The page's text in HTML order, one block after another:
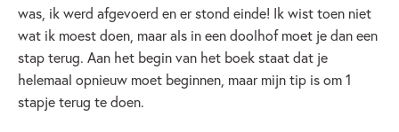
was, ik werd afgevoerd en er stond einde! Ik wist toen niet
wat ik moest doen, maar als in een doolhof moet je dan een
stap terug. Aan het begin van het boek staat dat je
helemaal opnieuw moet beginnen, maar mijn tip is om 1
stapje terug te doen.